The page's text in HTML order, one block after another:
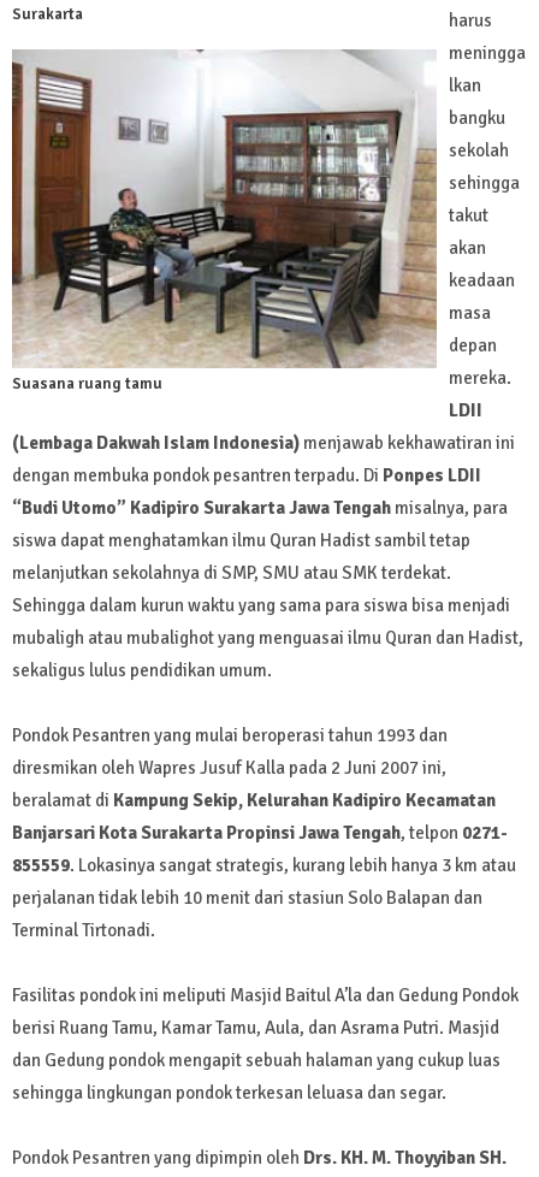
Surakarta
Suasana ruang tamu
harus
meningga
lkan
bangku
sekolah
sehingga
takut
akan
keadaan
masa
depan
mereka.
LDII
(Lembaga Dakwah Islam Indonesia) menjawab kekhawatiran ini
dengan membuka pondok pesantren terpadu. Di Ponpes LDII
“Budi Utomo” Kadipiro Surakarta Jawa Tengah misalnya, para
siswa dapat menghatamkan ilmu Quran Hadist sambil tetap
melanjutkan sekolahnya di SMP, SMU atau SMK terdekat.
Sehingga dalam kurun waktu yang sama para siswa bisa menjadi
mubaligh atau mubalighot yang menguasai ilmu Quran dan Hadist,
sekaligus lulus pendidikan umum.
Pondok Pesantren yang mulai beroperasi tahun 1993 dan
diresmikan oleh Wapres Jusuf Kalla pada 2 Juni 2007 ini,
beralamat di Kampung Sekip, Kelurahan Kadipiro Kecamatan
Banjarsari Kota Surakarta Propinsi Jawa Tengah, telpon 0271-
855559. Lokasinya sangat strategis, kurang lebih hanya 3 km atau
perjalanan tidak lebih 10 menit dari stasiun Solo Balapan dan
Terminal Tirtonadi.
Fasilitas pondok ini meliputi Masjid Baitul A’la dan Gedung Pondok
berisi Ruang Tamu, Kamar Tamu, Aula, dan Asrama Putri. Masjid
dan Gedung pondok mengapit sebuah halaman yang cukup luas
sehingga lingkungan pondok terkesan leluasa dan segar.
Pondok Pesantren yang dipimpin oleh Drs. KH. M. Thoyyiban SH.